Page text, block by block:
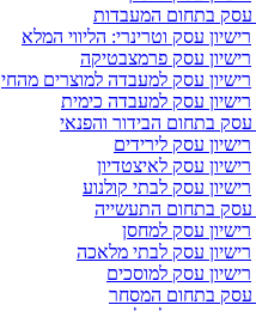
עסק בתחום המעבדות
רישיון עסק וטרינרי: הליווי המלא
רישיון עסק פרמצבטיקה
רישיון עסק למעבדה למוצרים מהחי
רישיון עסק למעבדה כימית
עסק בתחום הבידור והפנאי
רישיון עסק לירידים
רישיון עסק לאיצטדיון
רישיון עסק לבתי קולנוע
עסק בתחום התעשייה
רישיון עסק למחסן
רישיון עסק לבתי מלאכה
רישיון עסק למוסכים
עסק בתחום המסחר